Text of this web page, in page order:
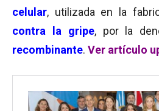
celular, utilizada en la
contra la gripe, por la
recombinante. Ver artículo